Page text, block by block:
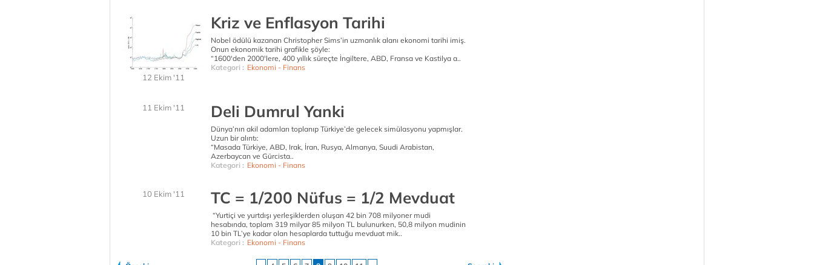
12 Ekim '11
Kriz ve Enflasyon Tarihi
Nobel ödülü kazanan Christopher Sims’in uzmanlık alanı ekonomi tarihi imiş.
Onun ekonomik tarihi grafikle şöyle:
“1600'den 2000'lere, 400 yıllık süreçte İngiltere, ABD, Fransa ve Kastilya a..
Kategori : Ekonomi - Finans
11 Ekim '11 Deli Dumrul Yanki
Dünya’nın akil adamları toplanıp Türkiye’de gelecek simülasyonu yapmışlar.
Uzun bir alıntı:
“Masada Türkiye, ABD, Irak, İran, Rusya, Almanya, Suudi Arabistan,
Azerbaycan ve Gürcista..
Kategori : Ekonomi - Finans
10 Ekim '11 TC = 1/200 Nüfus = 1/2 Mevduat
“Yurtiçi ve yurtdışı yerleşiklerden oluşan 42 bin 708 milyoner mudi
hesabında, toplam 319 milyar 85 milyon TL bulunurken, 50,8 milyon mudinin
10 bin TL’ye kadar olan hesaplarda tuttuğu mevduat mik..
Kategori : Ekonomi - Finans